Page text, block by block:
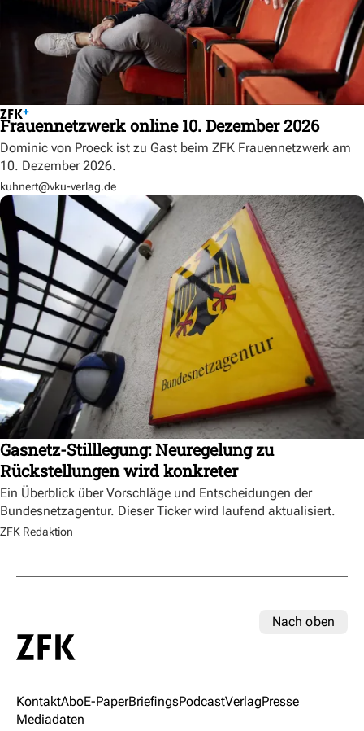
Frauennetzwerk online 10. Dezember 2026
Dominic von Proeck ist zu Gast beim ZFK Frauennetzwerk am
10. Dezember 2026.
kuhnert@vku-verlag.de
Gasnetz-Stilllegung: Neuregelung zu
Rückstellungen wird konkreter
Ein Überblick über Vorschläge und Entscheidungen der
Bundesnetzagentur. Dieser Ticker wird laufend aktualisiert.
ZFK Redaktion
Nach oben
KontaktAboE-PaperBriefingsPodcastVerlagPresse
Mediadaten